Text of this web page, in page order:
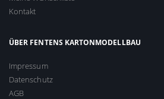
Kontakt
ÜBER FENTENS KARTONMODELLBAU
Impressum
Datenschutz
AGB